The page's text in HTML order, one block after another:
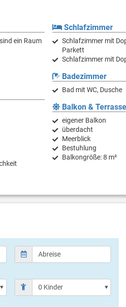
ein Raum
Schlafzimmer
Schlafzimmer mit
Parkett
Schlafzimmer mit
Badezimmer
Bad mit WC, Dusche
Balkon & Terrasse
eigener Balkon
überdacht
Meerblick
Bestuhlung
Balkongröße: 8 m²